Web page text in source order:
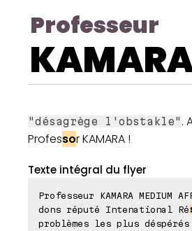
Professeur
"désagrège l'obstakle" .
Professor KAMARA !
Texte intégral du flyer
Professeur KAMARA MEDIUM
dons réputé Intenational Ré
problèmes les plus